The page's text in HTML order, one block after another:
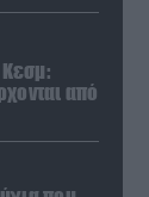
Κεσμ:
από